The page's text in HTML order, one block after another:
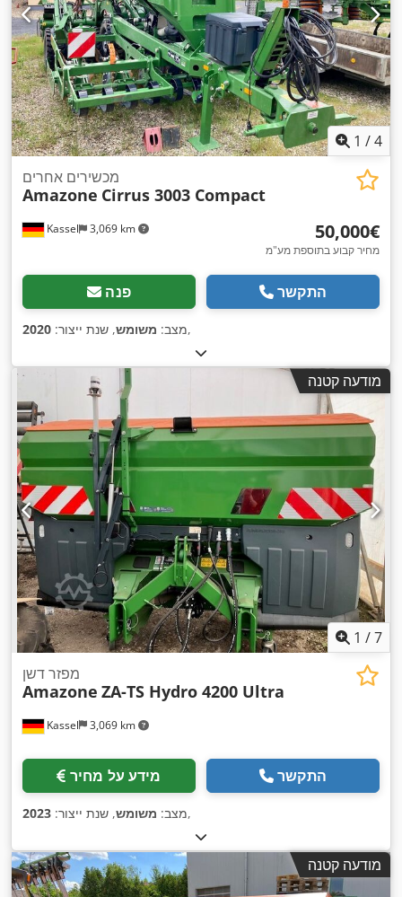
1 /4
Kassel 3,069 km
מכשירים אחרים
Amazone Cirrus 3003 Compact
‏50,000 ‏€
מחיר קבוע בתוספת מע"מ
פנה התקשר
מצב: משומש, שנת ייצור: 2020 ,
מודעה קטנה
1 /7
Kassel 3,069 km
מפזר דשן
Amazone ZA-TS Hydro 4200 Ultra
מידע על מחיר התקשר
מצב: משומש, שנת ייצור: 2023 ,
מודעה קטנה